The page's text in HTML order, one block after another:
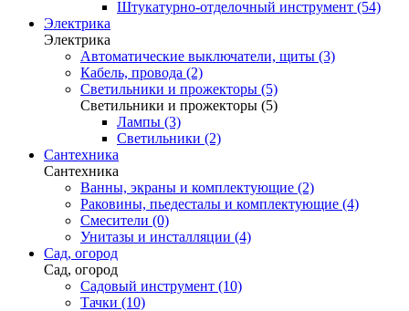
Штукатурно-отделочный инструмент (54)
Электрика
Электрика
Автоматические выключатели, щиты (3)
Кабель, провода (2)
Светильники и прожекторы (5)
Светильники и прожекторы (5)
Лампы (3)
Светильники (2)
Сантехника
Сантехника
Ванны, экраны и комплектующие (2)
Раковины, пьедесталы и комплектующие (4)
Смесители (0)
Унитазы и инсталляции (4)
Сад, огород
Сад, огород
Садовый инструмент (10)
Тачки (10)